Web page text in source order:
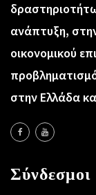
ανάπτυξη,
οικονομικού
στην Ελλάδα
Σύνδεσμοι